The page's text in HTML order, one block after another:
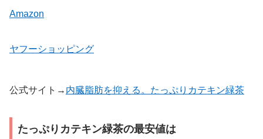
Amazon
ヤフーショッピング
公式サイト→ 内臓脂肪を抑える。たっぷりカテキン緑茶
たっぷりカテキン緑茶の最安値は